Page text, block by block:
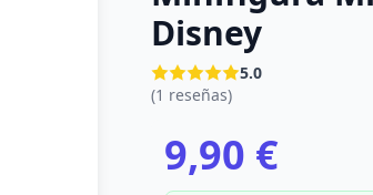
Disney
5.0
(1 reseñas)
9,90 €